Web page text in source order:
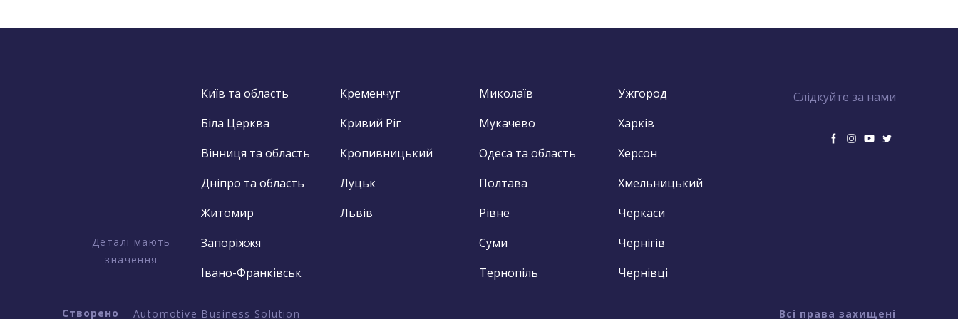
Деталі мають
значення
Київ та область
Біла Церква
Вінниця та область
Дніпро та область
Житомир
Запоріжжя
Івано-Франківськ
Кременчуг
Кривий Ріг
Кропивницький
Луцьк
Львів
Миколаїв
Мукачево
Одеса та область
Полтава
Рівне
Суми
Тернопіль
Ужгород
Харків
Херсон
Хмельницький
Черкаси
Чернігів
Чернівці
Слідкуйте за нами
Створено Automotive Business Solution Всі права захищені